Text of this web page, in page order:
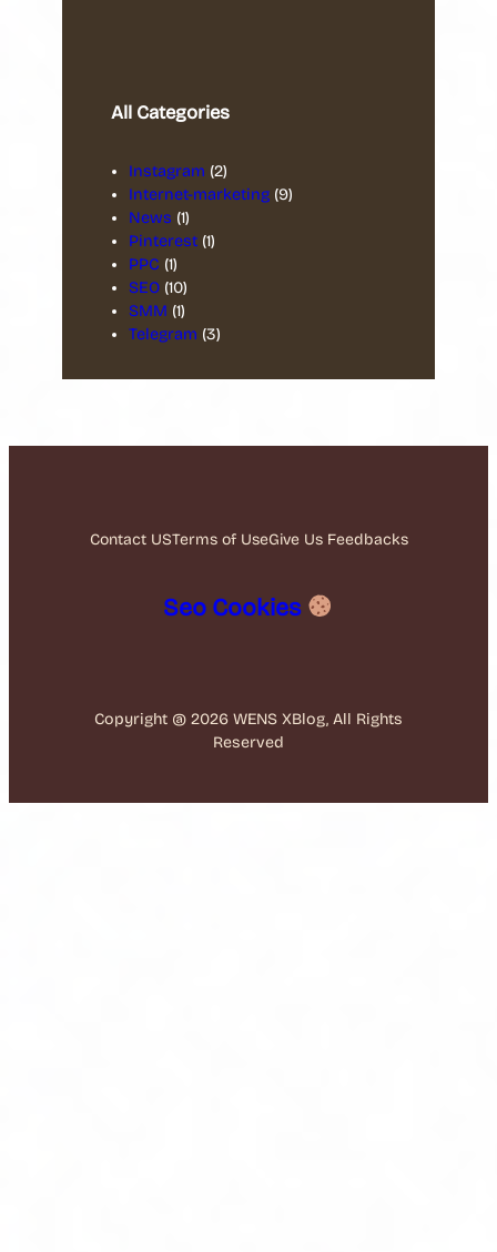
All Categories
Instagram (2)
Internet-marketing (9)
News (1)
Pinterest (1)
PPC (1)
SEO (10)
SMM (1)
Telegram (3)
Contact USTerms of UseGive Us Feedbacks
Seo Cookies
Copyright @ 2026 WENS XBlog, All Rights
Reserved